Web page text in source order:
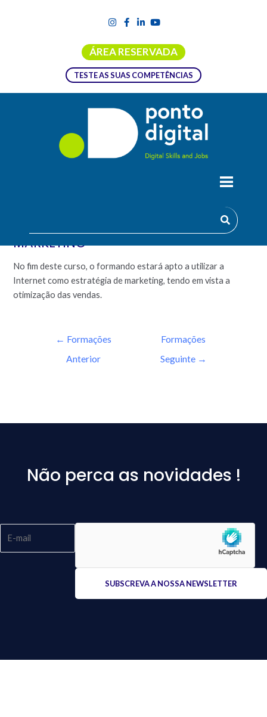
ÁREA RESERVADA
TESTE AS SUAS COMPETÊNCIAS
FORMAÇÃO EMPREGO + DIGITAL |
MARKETING
No fim deste curso, o formando estará apto a utilizar a
Internet como estratégia de marketing, tendo em vista a
otimização das vendas.
← Formações
Anterior
Formações
Seguinte →
Não perca as novidades !